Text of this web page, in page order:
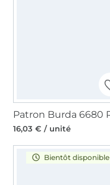
16,03 € / unité
Bientôt disponible